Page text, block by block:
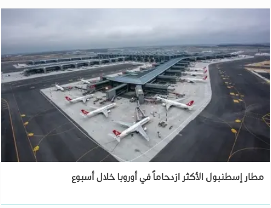
مطار إسطنبول الأكثر ازدحاماً في أوروبا خلال أسبوع